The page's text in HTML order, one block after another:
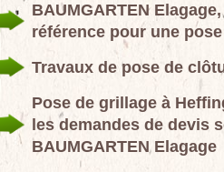
BAUMGARTEN
référence pour une
Travaux de pose de
Pose de grillage à
les demandes de devis
BAUMGARTEN Elagage